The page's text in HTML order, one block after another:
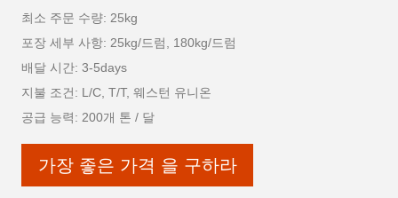
최소 주문 수량: 25kg
포장 세부 사항: 25kg/드럼, 180kg/드럼
배달 시간: 3-5days
지불 조건: L/C, T/T, 웨스턴 유니온
공급 능력: 200개 톤 / 달
가장 좋은 가격 을 구하라